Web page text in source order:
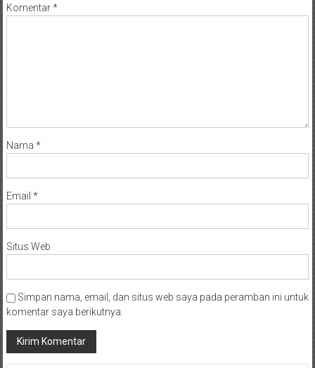
Komentar*
Nama *
Email *
Situs Web
Simpan nama, email, dan situs web saya pada peramban ini untuk
komentar saya berikutnya.